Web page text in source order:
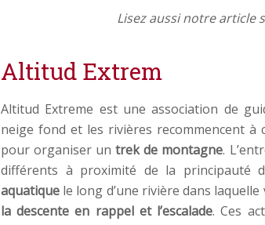
Lisez aussi notre article
Altitud Extrem
Altitud Extreme est une association de
neige fond et les rivières recommencent à
pour organiser untrek de montagne.
différents à proximité de la principauté
aquatique le long d’une rivière dans
la descente en rappel et l’escalade. Ces